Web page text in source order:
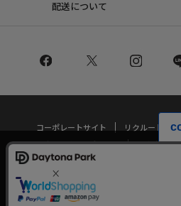
配送について
コーポレートサイト リクルート
プライバシーポリシー
特定商取引
Copyright © DAYTONA
当サイトでは利用体験の向上およびコンテ
の分析を目的としてCookieを使用しています
サイトの閲覧を継続された場合、Cookieの
ます。